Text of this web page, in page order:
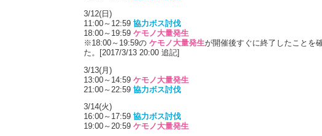
3/12(日)
11:00～12:59 協力ボス討伐
18:00～19:59 ケモノ大量発生
※18:00～19:59の ケモノ大量発生が開催後すぐに終了したことを
た。[2017/3/13 20:00 追記]
3/13(月)
13:00～14:59 ケモノ大量発生
21:00～22:59 協力ボス討伐
3/14(火)
16:00～17:59 協力ボス討伐
19:00～20:59 ケモノ大量発生